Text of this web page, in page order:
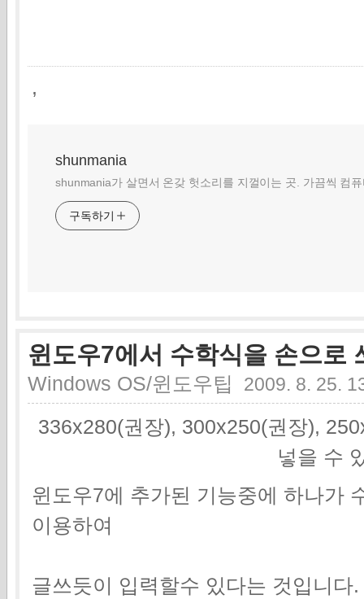
,
shunmania
shunmania가 살면서 온갖 헛소리를 지껄이는 곳. 가끔씩 컴
구독하기
윈도우7에서 수학식을 손으로
Windows OS/윈도우팁 2009. 8. 25.
336x280(권장), 300x250(권장),
넣을 수
윈도우7에 추가된 기능중에 하나가
이용하여
글쓰듯이 입력할수 있다는 것입니다.